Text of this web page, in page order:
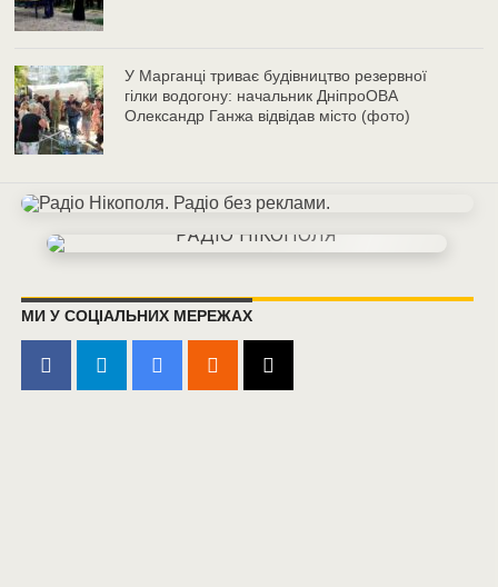
У Марганці триває будівництво резервної
гілки водогону: начальник ДніпроОВА
Олександр Ганжа відвідав місто (фото)
МИ У СОЦІАЛЬНИХ МЕРЕЖАХ